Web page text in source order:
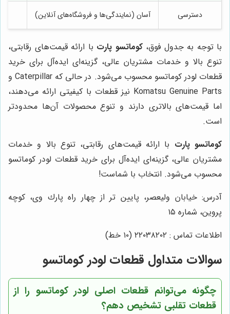
دسترسی آسان (نمایندگی‌ها و فروشگاه‌های آنلاین)
با توجه به جدول فوق،کوماتسو پارت با ارائه قیمت‌های رقابتی،
تنوع بالا و خدمات مشتریان عالی، گزینه‌ای ایده‌آل برای خرید
قطعات لودر کوماتسو محسوب می‌شود. در حالی که Caterpillar و
Komatsu Genuine Parts نیز قطعات با کیفیتی ارائه می‌دهند،
اما قیمت‌های بالاتری دارند و تنوع محصولات آن‌ها محدودتر
است.
کوماتسو پارت با ارائه قیمت‌های رقابتی، تنوع بالا و خدمات
مشتریان عالی، گزینه‌ای ایده‌آل برای خرید قطعات لودر کوماتسو
محسوب می‌شود. انتخاب با شماست!
آدرس: خيابان وليعصر، پايين تر از چهار راه پارك وى، كوچه
پروين، شماره ١٥
اطلاعات تماس : ٢٢٠٣٨٢٠٢ (١٠ خط)
سوالات متداول قطعات لودر کوماتسو
چگونه می‌توانم قطعات اصلی لودر کوماتسو را از
قطعات تقلبی تشخیص دهم؟